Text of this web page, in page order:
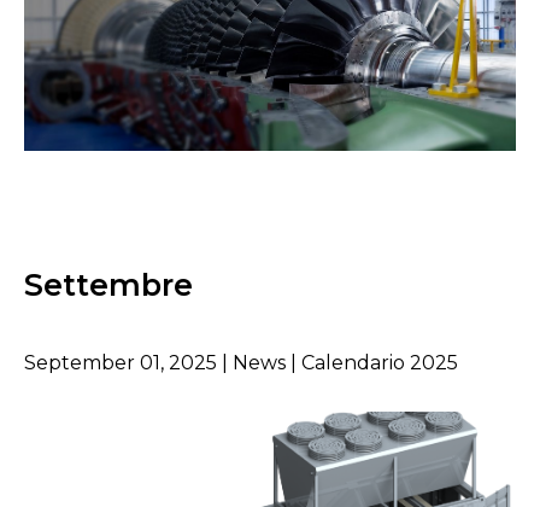
Settembre
September 01, 2025 | News | Calendario 2025